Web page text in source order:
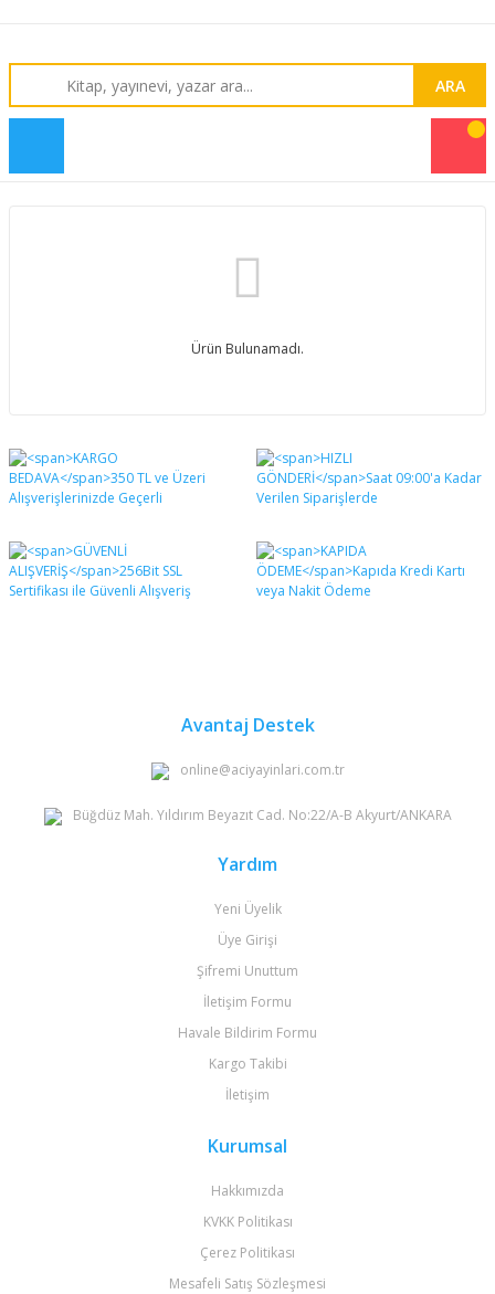
ARA
Ürün Bulunamadı.
Avantaj Destek
online@aciyayinlari.com.tr
Büğdüz Mah. Yıldırım Beyazıt Cad. No:22/A-B Akyurt/ANKARA
Yardım
Yeni Üyelik
Üye Girişi
Şifremi Unuttum
İletişim Formu
Havale Bildirim Formu
Kargo Takibi
İletişim
Kurumsal
Hakkımızda
KVKK Politikası
Çerez Politikası
Mesafeli Satış Sözleşmesi